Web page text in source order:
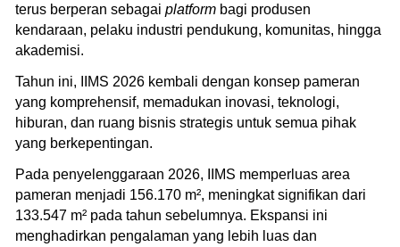
terus berperan sebagai platform bagi produsen
kendaraan, pelaku industri pendukung, komunitas, hingga
akademisi.
Tahun ini, IIMS 2026 kembali dengan konsep pameran
yang komprehensif, memadukan inovasi, teknologi,
hiburan, dan ruang bisnis strategis untuk semua pihak
yang berkepentingan.
Pada penyelenggaraan 2026, IIMS memperluas area
pameran menjadi 156.170 m², meningkat signifikan dari
133.547 m² pada tahun sebelumnya. Ekspansi ini
menghadirkan pengalaman yang lebih luas dan